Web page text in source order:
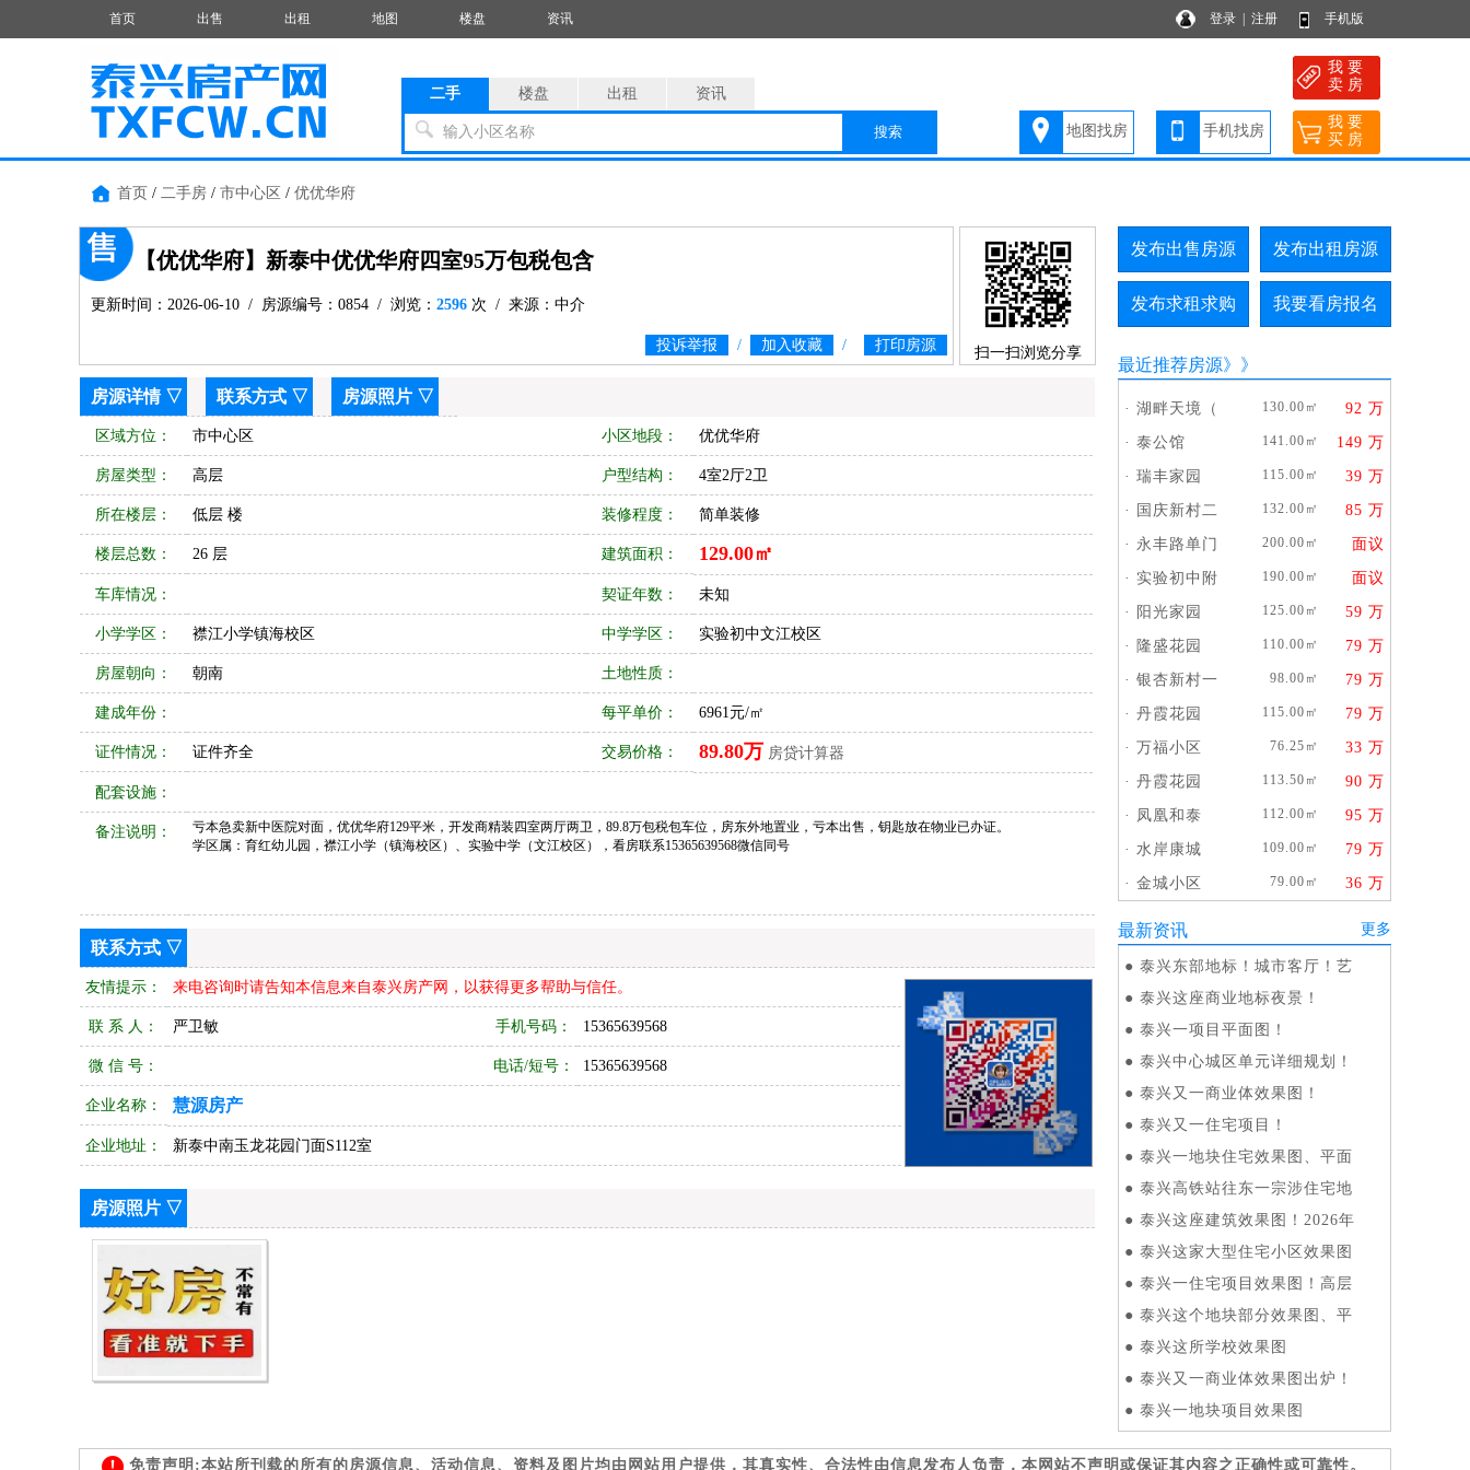
首页 出售 出租 地图 楼盘 资讯 登录 注册 手机版
二手 楼盘 出租 资讯
输入小区名称 搜索 地图找房 手机找房
我 要
卖 房
我 要
买 房
首页 / 二手房 / 市中心区 / 优优华府
【优优华府】新泰中优优华府四室95万包税包含
更新时间：2026-06-10 / 房源编号：0854 / 浏览： 2596 次 / 来源：中介
投诉举报 / 加入收藏 / 打印房源 扫一扫浏览分享
房源详情▽ 联系方式 ▽ 房源照片 ▽
区域方位： 市中心区 小区地段： 优优华府
房屋类型： 高层 户型结构： 4室2厅2卫
所在楼层： 低层 楼 装修程度： 简单装修
楼层总数： 26 层 建筑面积： 129.00㎡
车库情况： 契证年数： 未知
小学学区： 襟江小学镇海校区 中学学区： 实验初中文江校区
房屋朝向： 朝南 土地性质：
建成年份： 每平单价： 6961元/㎡
证件情况： 证件齐全 交易价格： 89.80万 房贷计算器
配套设施：
备注说明：
亏本急卖新中医院对面，优优华府129平米，开发商精装四室两厅两卫，89.8万包税包车位，房东外地置业，亏本出售，钥匙放在物业已办证。
学区属：育红幼儿园，襟江小学（镇海校区）、实验中学（文江校区），看房联系15365639568微信同号
联系方式 ▽
友情提示： 来电咨询时请告知本信息来自泰兴房产网，以获得更多帮助与信任。
联 系 人： 严卫敏 手机号码： 15365639568
微 信 号： 电话/短号： 15365639568
企业名称： 慧源房产
企业地址： 新泰中南玉龙花园门面S112室
房源照片 ▽
发布出售房源 发布出租房源
发布求租求购 我要看房报名
最近推荐房源》》
· 湖畔天境（ 130.00㎡ 92 万
· 泰公馆 141.00㎡ 149 万
· 瑞丰家园 115.00㎡ 39 万
· 国庆新村二 132.00㎡ 85 万
· 永丰路单门 200.00㎡ 面议
· 实验初中附 190.00㎡ 面议
· 阳光家园 125.00㎡ 59 万
· 隆盛花园 110.00㎡ 79 万
· 银杏新村一 98.00㎡ 79 万
· 丹霞花园 115.00㎡ 79 万
· 万福小区 76.25㎡ 33 万
· 丹霞花园 113.50㎡ 90 万
· 凤凰和泰 112.00㎡ 95 万
· 水岸康城 109.00㎡ 79 万
· 金城小区 79.00㎡ 36 万
最新资讯 更多
● 泰兴东部地标！城市客厅！艺
● 泰兴这座商业地标夜景！
● 泰兴一项目平面图！
● 泰兴中心城区单元详细规划！
● 泰兴又一商业体效果图！
● 泰兴又一住宅项目！
● 泰兴一地块住宅效果图、平面
● 泰兴高铁站往东一宗涉住宅地
● 泰兴这座建筑效果图！2026年
● 泰兴这家大型住宅小区效果图
● 泰兴一住宅项目效果图！高层
● 泰兴这个地块部分效果图、平
● 泰兴这所学校效果图
● 泰兴又一商业体效果图出炉！
● 泰兴一地块项目效果图
免责声明:本站所刊载的所有的房源信息、活动信息、资料及图片均由网站用户提供，其真实性、合法性由信息发布人负责，本网站不声明或保证其内容之正确性或可靠性。